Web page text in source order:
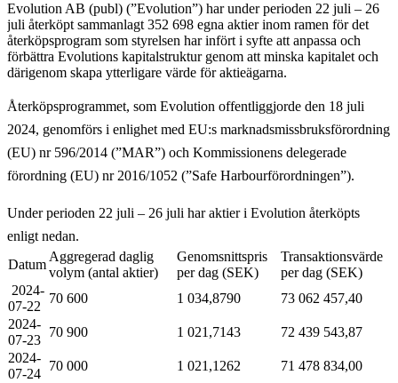
Evolution AB (publ) (”Evolution”) har under perioden 22 juli – 26
juli återköpt sammanlagt 352 698 egna aktier inom ramen för det
återköpsprogram som styrelsen har infört i syfte att anpassa och
förbättra Evolutions kapitalstruktur genom att minska kapitalet och
därigenom skapa ytterligare värde för aktieägarna.
Återköpsprogrammet, som Evolution offentliggjorde den 18 juli
2024, genomförs i enlighet med EU:s marknadsmissbruksförordning
(EU) nr 596/2014 (”MAR”) och Kommissionens delegerade
förordning (EU) nr 2016/1052 (”Safe Harbourförordningen”).
Under perioden 22 juli – 26 juli har aktier i Evolution återköpts
enligt nedan.
Datum
Aggregerad daglig
volym (antal aktier)
Genomsnittspris
per dag (SEK)
Transaktionsvärde
per dag (SEK)
2024-
07-22
70 600 1 034,8790
73 062 457,40
2024-
07-23
70 900 1 021,7143
72 439 543,87
2024-
07-24
70 000 1 021,1262
71 478 834,00